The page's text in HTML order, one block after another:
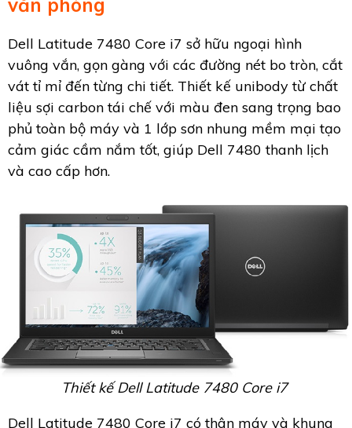
văn phòng
Dell Latitude 7480 Core i7 sở hữu ngoại hình
vuông vắn, gọn gàng với các đường nét bo tròn, cắt
vát tỉ mỉ đến từng chi tiết. Thiết kế unibody từ chất
liệu sợi carbon tái chế với màu đen sang trọng bao
phủ toàn bộ máy và 1 lớp sơn nhung mềm mại tạo
cảm giác cầm nắm tốt, giúp Dell 7480 thanh lịch
và cao cấp hơn.
Thiết kế Dell Latitude 7480 Core i7
Dell Latitude 7480 Core i7 có thân máy và khung